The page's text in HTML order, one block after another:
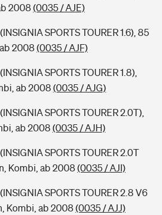
2008 (0035 / AJE)
SPORTS TOURER 1.6), 85
2008 (0035 / AJF)
SPORTS TOURER 1.8),
ab 2008 (0035 / AJG)
SPORTS TOURER 2.0T),
ab 2008 (0035 / AJH)
SPORTS TOURER 2.0T
Kombi, ab 2008 (0035 / AJI)
SPORTS TOURER 2.8 V6
Kombi, ab 2008 (0035 / AJJ)